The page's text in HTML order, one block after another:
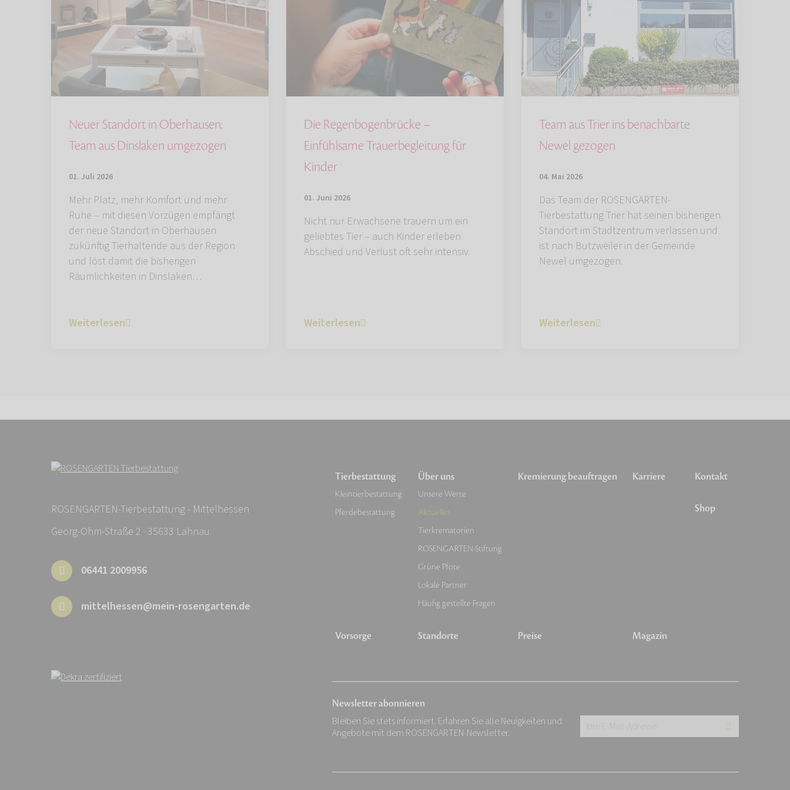
Neuer Standort in Oberhausen:
Team aus Dinslaken umgezogen
01. Juli 2026
Mehr Platz, mehr Komfort und mehr
Ruhe – mit diesen Vorzügen empfängt
der neue Standort in Oberhausen
zukünftig Tierhaltende aus der Region
und löst damit die bisherigen
Räumlichkeiten in Dinslaken…
Weiterlesen
Die Regenbogenbrücke –
Einfühlsame Trauerbegleitung für
Kinder
01. Juni 2026
Nicht nur Erwachsene trauern um ein
geliebtes Tier – auch Kinder erleben
Abschied und Verlust oft sehr intensiv.
Weiterlesen
Team aus Trier ins benachbarte
Newel gezogen
04. Mai 2026
Das Team der ROSENGARTEN-
Tierbestattung Trier hat seinen bisherigen
Standort im Stadtzentrum verlassen und
ist nach Butzweiler in der Gemeinde
Newel umgezogen.
Weiterlesen
ROSENGARTEN-Tierbestattung - Mittelhessen
Georg-Ohm-Straße 2 · 35633 Lahnau
06441 2009956
mittelhessen@mein-rosengarten.de
Tierbestattung
Kleintierbestattung
Pferdebestattung
Vorsorge
Über uns
Unsere Werte
Aktuelles
Tierkrematorien
ROSENGARTEN-Stiftung
Grüne Pfote
Lokale Partner
Häufig gestellte Fragen
Standorte
Kremierung beauftragen
Preise
Karriere
Magazin
Kontakt
Shop
Newsletter abonnieren
Bleiben Sie stets informiert. Erfahren Sie alle Neuigkeiten und
Angebote mit dem ROSENGARTEN-Newsletter.